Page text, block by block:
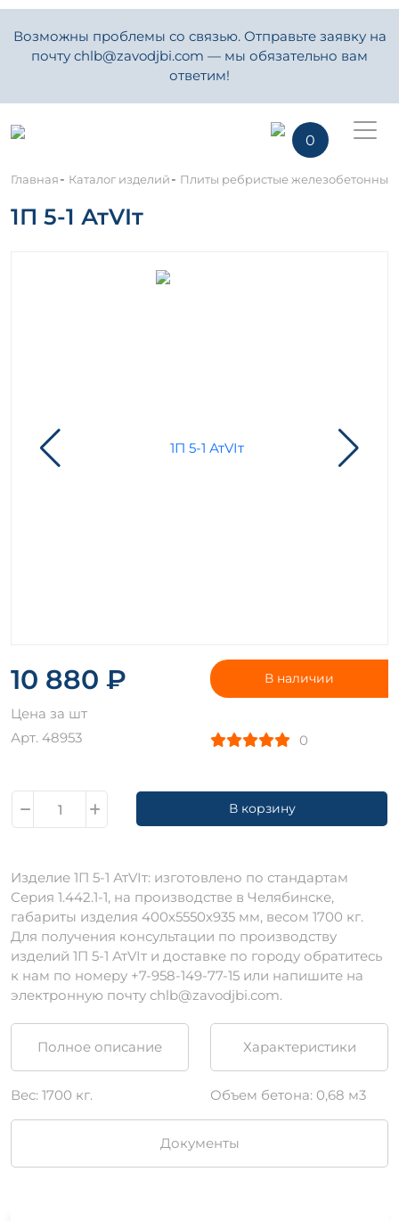
Возможны проблемы со связью. Отправьте заявку на
почту chlb@zavodjbi.com — мы обязательно вам
ответим!
0
Главная- Каталог изделий- Плиты ребристые железобетонные
1П 5-1 АтVIт
10 880 ₽
Цена за шт
Арт. 48953
В наличии
0
В корзину
Изделие 1П 5-1 АтVIт: изготовлено по стандартам
Серия 1.442.1-1, на производстве в Челябинске,
габариты изделия 400х5550х935 мм, весом 1700 кг.
Для получения консультации по производству
изделий 1П 5-1 АтVIт и доставке по городу обратитесь
к нам по номеру +7-958-149-77-15 или напишите на
электронную почту chlb@zavodjbi.com.
Полное описание Характеристики
Вес: 1700 кг. Объем бетона: 0,68 м3
Документы